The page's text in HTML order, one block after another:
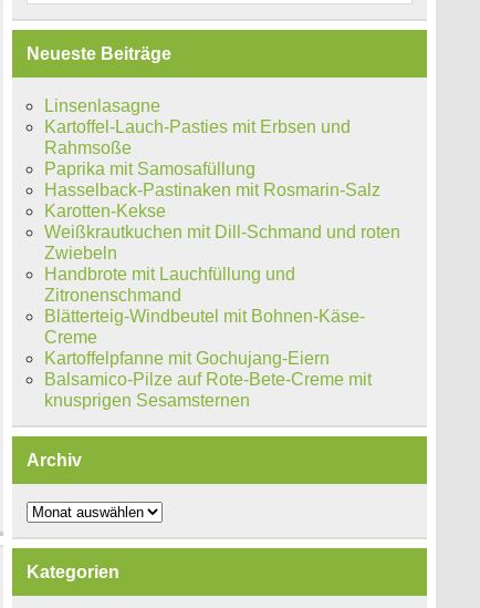
Neueste Beiträge
Linsenlasagne
Kartoffel-Lauch-Pasties mit Erbsen und
Rahmsoße
Paprika mit Samosafüllung
Hasselback-Pastinaken mit Rosmarin-Salz
Karotten-Kekse
Weißkrautkuchen mit Dill-Schmand und roten
Zwiebeln
Handbrote mit Lauchfüllung und
Zitronenschmand
Blätterteig-Windbeutel mit Bohnen-Käse-
Creme
Kartoffelpfanne mit Gochujang-Eiern
Balsamico-Pilze auf Rote-Bete-Creme mit
knusprigen Sesamsternen
Archiv
Archiv
Kategorien